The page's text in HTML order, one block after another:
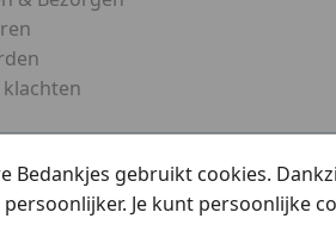
klachten
Bedankjes gebruikt cookies.
Je kunt persoonlijke